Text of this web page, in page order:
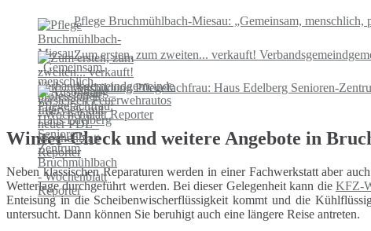
Pflege Bruchmühlbach-Miesau: „Gemeinsam,
Zum ersten, zum zweiten... verkauft!
Ausbildung Pflegefachfrau: Haus Edelberg Senioren-
Winter-Check und weitere Angebote in
Neben klassischen Reparaturen werden in einer Fachwerkstatt aber
Wetterlage durchgeführt werden. Bei dieser Gelegenheit kann die KFZ-
Enteisung in die Scheibenwischerflüssigkeit kommt und die
untersucht. Dann können Sie beruhigt auch eine längere Reise antreten.